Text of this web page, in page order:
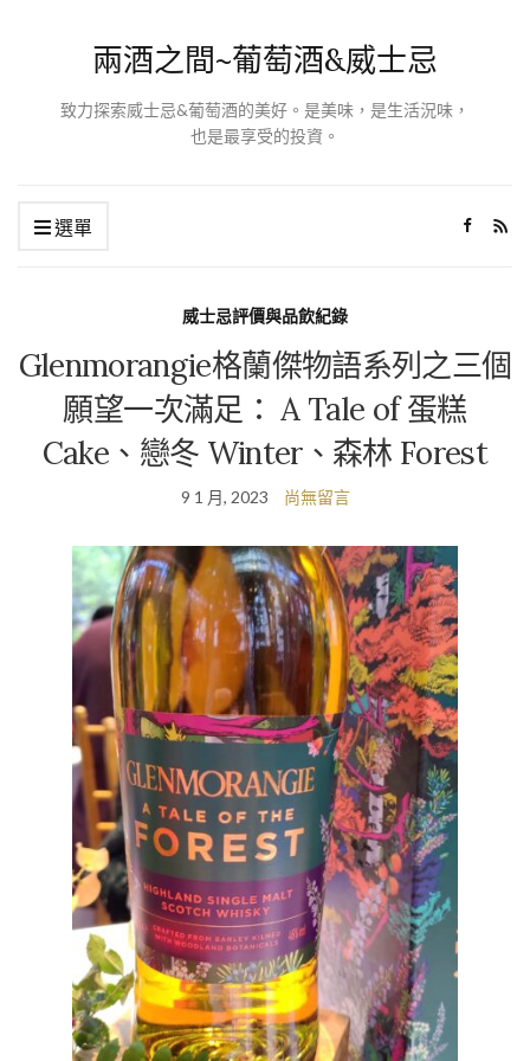
兩酒之間~葡萄酒&威士忌
致力探索威士忌&葡萄酒的美好。是美味，是生活況味，
也是最享受的投資。
選單
威士忌評價與品飲紀錄
Glenmorangie格蘭傑物語系列之三個
願望一次滿足： A Tale of 蛋糕
Cake、戀冬 Winter、森林 Forest
9 1 月, 2023 尚無留言